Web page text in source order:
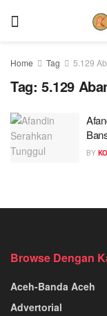
Home Tag 5.129
Tag: 5.129
BY
Browse Dengan
Aceh-Banda Aceh
Advertorial